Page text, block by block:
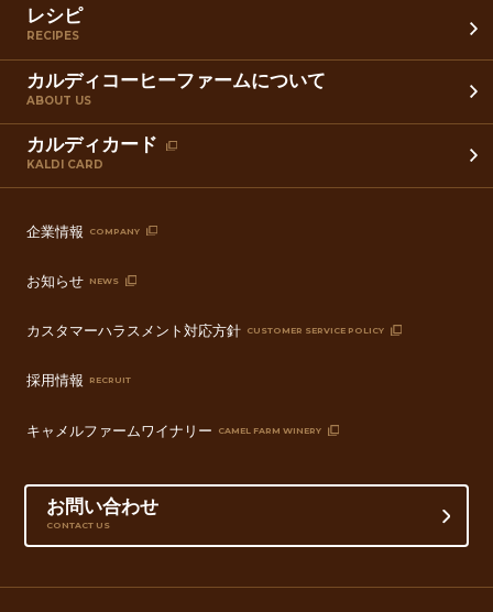
レシピ
RECIPES
カルディコーヒーファームについて
ABOUT US
カルディカード
KALDI CARD
企業情報 COMPANY
お知らせ NEWS
カスタマーハラスメント対応方針 CUSTOMER SERVICE POLICY
採用情報 RECRUIT
キャメルファームワイナリー CAMEL FARM WINERY
お問い合わせ
CONTACT US